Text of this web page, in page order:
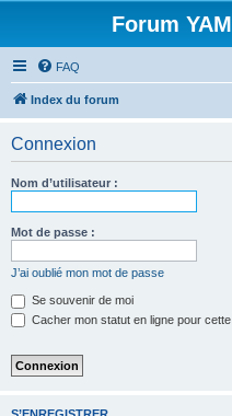
Forum
FAQ
Index du forum
Connexion
Nom d’utilisateur :
Mot de passe :
J’ai oublié mon mot de passe
Se souvenir de moi
Cacher mon statut en ligne pour